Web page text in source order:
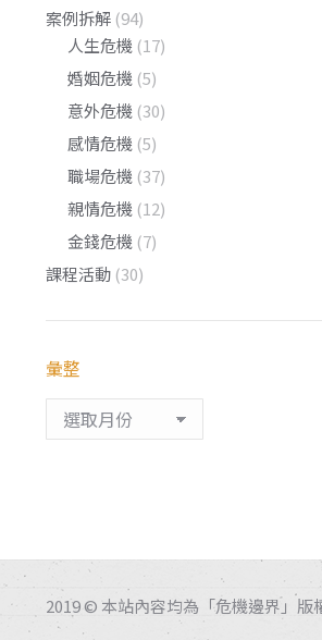
案例拆解 (94)
人生危機 (17)
婚姻危機 (5)
意外危機 (30)
感情危機 (5)
職場危機 (37)
親情危機 (12)
金錢危機 (7)
課程活動 (30)
彙整
整
2019 © 本站內容均為「危機邊界」版